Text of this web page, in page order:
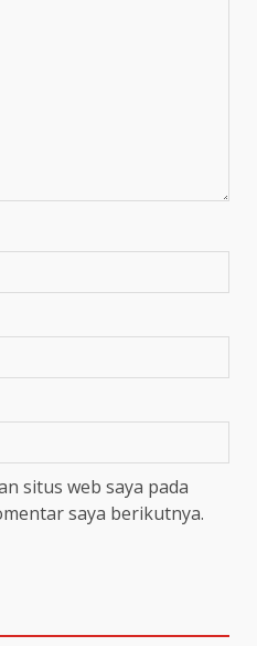
situs web saya pada
saya berikutnya.